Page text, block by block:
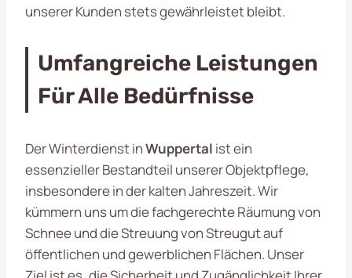
unserer Kunden stets gewährleistet bleibt.
Umfangreiche Leistungen
Für Alle Bedürfnisse
Der Winterdienst inWuppertal ist ein
essenzieller Bestandteil unserer Objektpflege,
insbesondere in der kalten Jahreszeit. Wir
kümmern uns um die fachgerechte Räumung von
Schnee und die Streuung von Streugut auf
öffentlichen und gewerblichen Flächen. Unser